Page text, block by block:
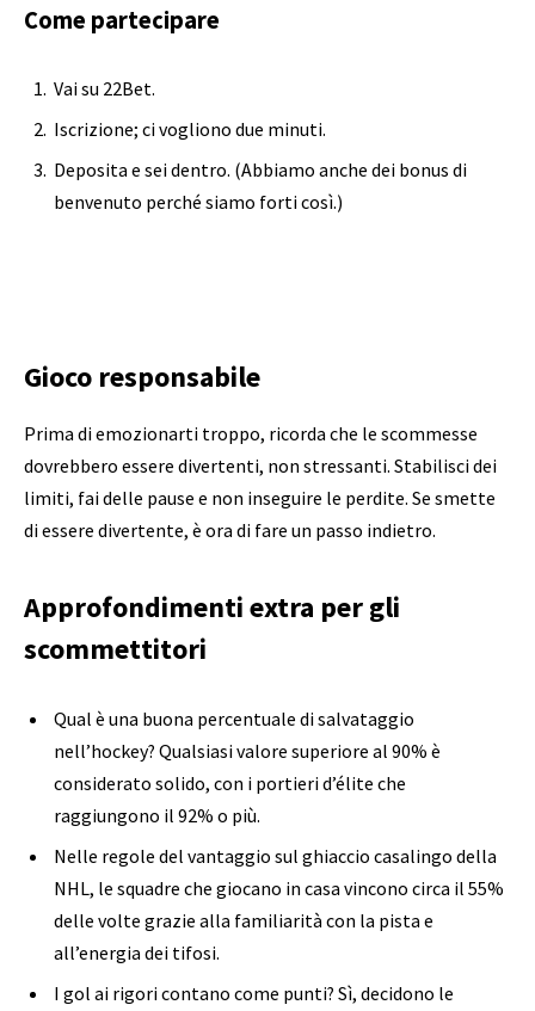
Come partecipare
Vai su 22Bet.
Iscrizione; ci vogliono due minuti.
Deposita e sei dentro. (Abbiamo anche dei bonus di
benvenuto perché siamo forti così.)
Gioco responsabile
Prima di emozionarti troppo, ricorda che le scommesse
dovrebbero essere divertenti, non stressanti. Stabilisci dei
limiti, fai delle pause e non inseguire le perdite. Se smette
di essere divertente, è ora di fare un passo indietro.
Approfondimenti extra per gli
scommettitori
Qual è una buona percentuale di salvataggio
nell’hockey? Qualsiasi valore superiore al 90% è
considerato solido, con i portieri d’élite che
raggiungono il 92% o più.
Nelle regole del vantaggio sul ghiaccio casalingo della
NHL, le squadre che giocano in casa vincono circa il 55%
delle volte grazie alla familiarità con la pista e
all’energia dei tifosi.
I gol ai rigori contano come punti? Sì, decidono le